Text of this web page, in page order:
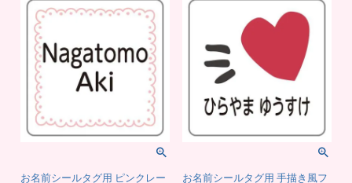
お名前シールタグ用 ピンクレー
お名前シールタグ用 手描き風フ